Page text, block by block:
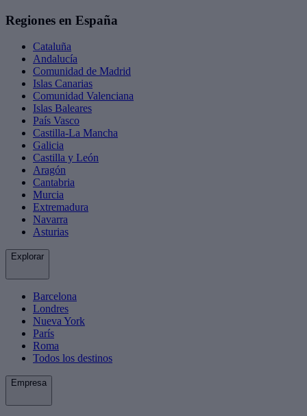
Regiones en España
Cataluña
Andalucía
Comunidad de Madrid
Islas Canarias
Comunidad Valenciana
Islas Baleares
País Vasco
Castilla-La Mancha
Galicia
Castilla y León
Aragón
Cantabria
Murcia
Extremadura
Navarra
Asturias
Explorar
Barcelona
Londres
Nueva York
París
Roma
Todos los destinos
Empresa